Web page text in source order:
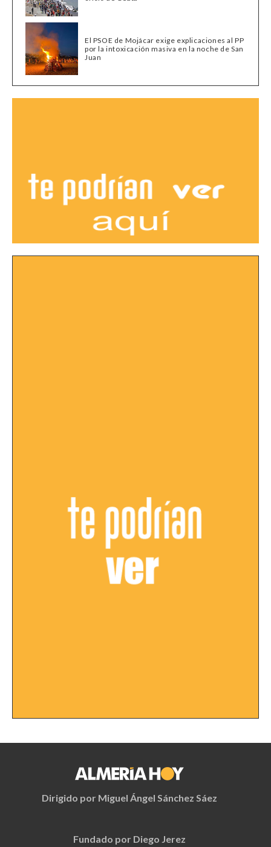
El PSOE de Mojácar exige explicaciones al PP
por la intoxicación masiva en la noche de San
Juan
Dirigido por Miguel Ángel Sánchez Sáez
Fundado por Diego Jerez